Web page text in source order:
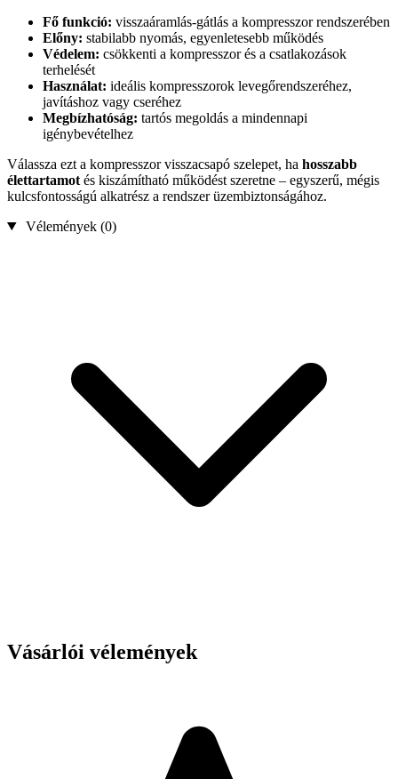
Fő funkció: visszaáramlás-gátlás a kompresszor rendszerében
Előny: stabilabb nyomás, egyenletesebb működés
Védelem: csökkenti a kompresszor és a csatlakozások
terhelését
Használat: ideális kompresszorok levegőrendszeréhez,
javításhoz vagy cseréhez
Megbízhatóság: tartós megoldás a mindennapi
igénybevételhez
Válassza ezt a kompresszor visszacsapó szelepet, ha hosszabb
élettartamot és kiszámítható működést szeretne – egyszerű, mégis
kulcsfontosságú alkatrész a rendszer üzembiztonságához.
Vélemények (0)
Vásárlói vélemények